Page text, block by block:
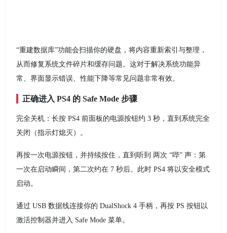
“重建数据库”功能会扫描你的硬盘，将内容重新索引与整理，
从而修复系统文件碎片和缓存问题。这对于解决系统功能异
常、界面显示错误、性能下降等常见问题非常有效。
正确进入 PS4 的 Safe Mode 步骤
完全关机：长按 PS4 前面板的电源按钮约 3 秒，直到系统完全
关闭（指示灯熄灭）。
再按一次电源按钮，并持续按住，直到听到 两次 “哔” 声：第
一次在启动瞬间，第二次约在 7 秒后。此时 PS4 将以安全模式
启动。
通过 USB 数据线连接你的 DualShock 4 手柄，再按 PS 按钮以
激活控制器并进入 Safe Mode 菜单。